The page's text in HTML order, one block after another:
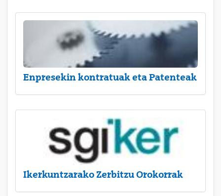
Enpresekin kontratuak eta Patenteak
Ikerkuntzarako Zerbitzu Orokorrak